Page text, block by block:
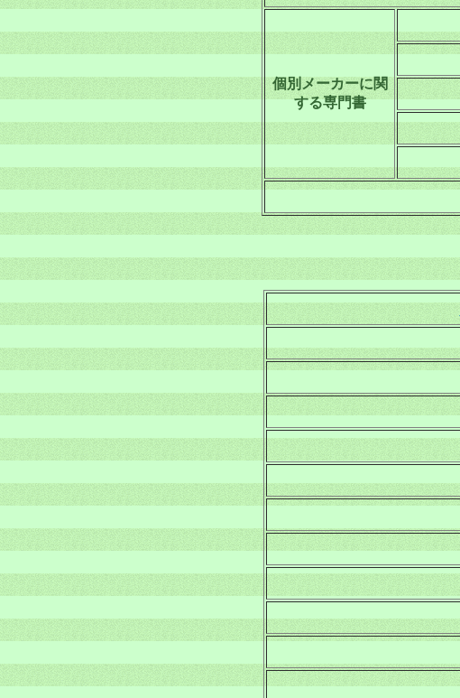
個別メーカーに関
する専門書